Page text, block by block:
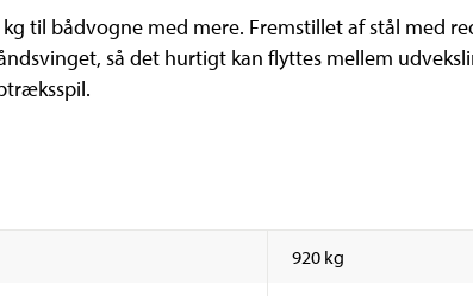
til bådvogne med mere. Fremstillet af stål med
så det hurtigt kan flyttes mellem
920 kg